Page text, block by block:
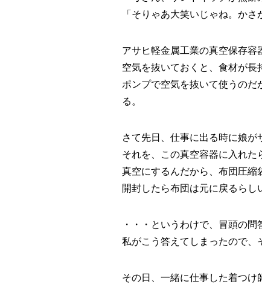
「そりゃあ大笑いじゃね。か
アサヒ軽金属工業の真空保存容
空気を抜いておくと、食材が長
ポンプで空気を抜いて使うの
る。
さて先日、仕事に出る時に娘が
それを、この真空容器に入れた
真空にするんだから、布団圧縮
開封したら布団は元に戻るらし
・・・というわけで、冒頭の問
私がこう答えてしまったので、
その日、一緒に仕事した着つけ